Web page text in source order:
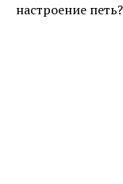
настроение